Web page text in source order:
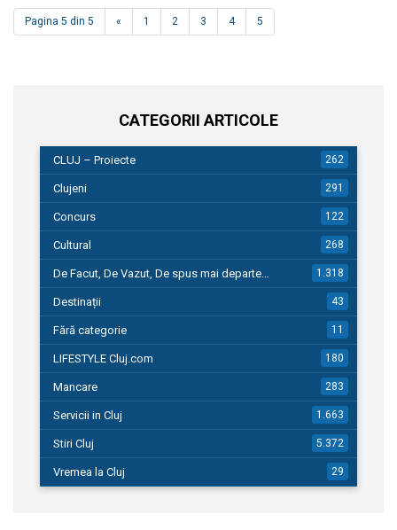
Pagina 5 din 5 « 1 2 3 4 5
CATEGORII ARTICOLE
CLUJ – Proiecte 262
Clujeni 291
Concurs 122
Cultural 268
De Facut, De Vazut, De spus mai departe… 1.318
Destinații 43
Fără categorie 11
LIFESTYLE Cluj.com 180
Mancare 283
Servicii in Cluj 1.663
Stiri Cluj 5.372
Vremea la Cluj 29